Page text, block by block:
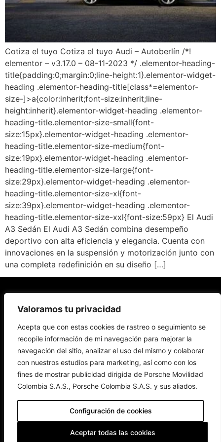
Valoramos tu privacidad
Acepta que con estas cookies de rastreo o seguimiento se
recopile información de mi navegación para mejorar la
navegación del sitio, analizar el uso del mismo y colaborar
con nuestros estudios para marketing, así como con los
fines de mostrar publicidad dirigida de Porsche Movilidad
Colombia S.A.S., Porsche Colombia S.A.S. y sus aliados.
Configuración de cookies
Aceptar todas las cookies
Cotiza el tuyo Cotiza el tuyo Audi – Autoberlín /*!
elementor – v3.17.0 – 08-11-2023 */ .elementor-heading-
title{padding:0;margin:0;line-height:1}.elementor-widget-
heading .elementor-heading-title[class*=elementor-
size-]>a{color:inherit;font-size:inherit;line-
height:inherit}.elementor-widget-heading .elementor-
heading-title.elementor-size-small{font-
size:15px}.elementor-widget-heading .elementor-
heading-title.elementor-size-medium{font-
size:19px}.elementor-widget-heading .elementor-
heading-title.elementor-size-large{font-
size:29px}.elementor-widget-heading .elementor-
heading-title.elementor-size-xl{font-
size:39px}.elementor-widget-heading .elementor-
heading-title.elementor-size-xxl{font-size:59px} El Audi
A3 Sedán El Audi A3 Sedán combina desempeño
deportivo con alta eficiencia y elegancia. Cuenta con
innovaciones en la suspensión y motorización junto con
una completa redefinición en su diseño […]
Modelos
Todos los
Vehículos
eléctricos
Audi
Modelos
Audi Sport
Términos y
condiciones
Movilidad
Eléctrica
Todos los
modelos
eléctricos
Beneficios
Sostenibilidad
Carga
Información
Política de
privacidad
Política de
Datos
Personales
Nuestro
denuncias
Copyright
Aviso de
privacidad
Servicio
al
Financiación
Servicio
Audi